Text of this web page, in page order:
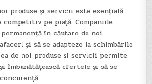
produse și servicii este esențială
competitiv pe piață. Companiile
în căutare de noi
și să se adapteze la schimbările
de noi produse și servicii permite
îmbunătățească ofertele și să se